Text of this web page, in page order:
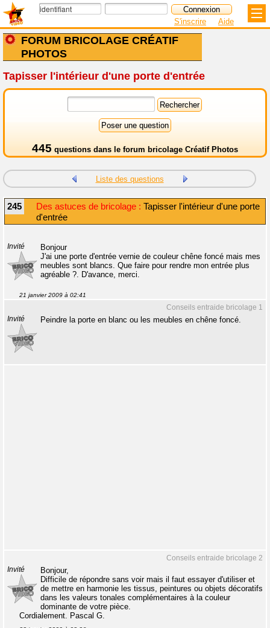
FORUM BRICOLAGE CRÉATIF
PHOTOS
S'inscrire Aide
Tapisser l'intérieur d'une porte d'entrée
445 questions dans le forum bricolage Créatif Photos
Liste des questions
245 Des astuces de bricolage : Tapisser l'intérieur d'une porte
d'entrée
Invité
Bonjour
J'ai une porte d'entrée vernie de couleur chêne foncé mais mes
meubles sont blancs. Que faire pour rendre mon entrée plus
agréable ?. D'avance, merci.
21 janvier 2009 à 02:41
Conseils entraide bricolage 1
Invité Peindre la porte en blanc ou les meubles en chêne foncé.
Conseils entraide bricolage 2
Invité
Bonjour,
Difficile de répondre sans voir mais il faut essayer d'utiliser et
de mettre en harmonie les tissus, peintures ou objets décoratifs
dans les valeurs tonales complémentaires à la couleur
dominante de votre pièce.
Cordialement. Pascal G.